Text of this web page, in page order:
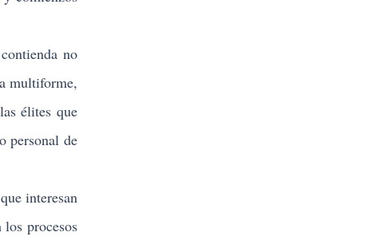
no
multiforme,
élites que
personal de
interesan
procesos